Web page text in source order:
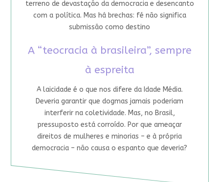
terreno de devastação da democracia e desencanto
com a política. Mas há brechas: fé não significa
submissão como destino
A “teocracia à brasileira”, sempre
à espreita
A laicidade é o que nos difere da Idade Média.
Deveria garantir que dogmas jamais poderiam
interferir na coletividade. Mas, no Brasil,
pressuposto está corroído. Por que ameaçar
direitos de mulheres e minorias – e à própria
democracia – não causa o espanto que deveria?